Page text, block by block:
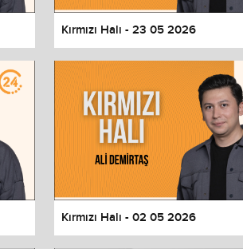
Kırmızı Halı - 23 05 2026
Kırmızı Halı - 02 05 2026